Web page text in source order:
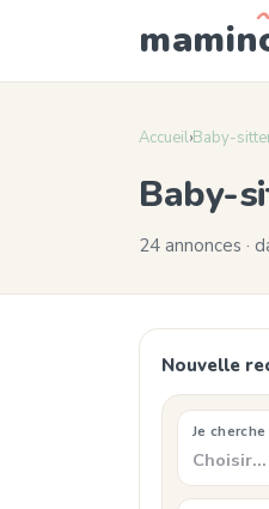
mamin
Accueil›Baby-
Baby-
24 annonces ·
Nouvelle
Je cherche
Choisir…